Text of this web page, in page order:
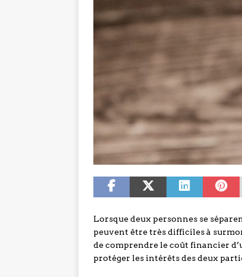
Lorsque deux personnes se
peuvent être très difficiles à
de comprendre le coût financier
protéger les intérêts des deux